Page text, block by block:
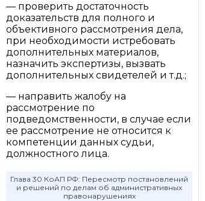
— проверить достаточность
доказательств для полного и
объективного рассмотрения дела,
при необходимости истребовать
дополнительных материалов,
назначить экспертизы, вызвать
дополнительных свидетелей и т.д.;
— направить жалобу на
рассмотрение по
подведомственности, в случае если
ее рассмотрение не относится к
компетенции данных судьи,
должностного лица.
Глава 30 КоАП РФ: Пересмотр постановлений
и решений по делам об административных
правонарушениях